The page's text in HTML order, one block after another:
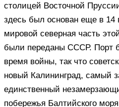
столицей Восточной
здесь был основан еще в 14
мировой северная часть
были переданы СССР. Порт
время войны, так что
новый Калининград, самый
единственный
побережья Балтийского